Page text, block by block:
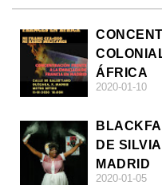
ÁFRICA
2020-01-10
DE
MADRID
2020-01-05